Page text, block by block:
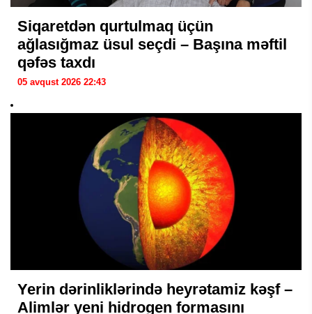
Siqaretdən qurtulmaq üçün
ağlasığmaz üsul seçdi – Başına məftil
qəfəs taxdı
05 avqust 2026 22:43
Yerin dərinliklərində heyrətamiz kəşf –
Alimlər yeni hidrogen formasını